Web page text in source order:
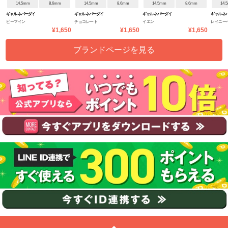
14.5mm 8.6mm
ギャルネバーダイ
ビーマイン
¥1,650
14.5mm 8.6mm
ギャルネバーダイ
チョコレート
¥1,650
14.5mm 8.6mm
ギャルネバーダイ
イエン
¥1,650
ギャルネ
レイニー
ブランドページを見る